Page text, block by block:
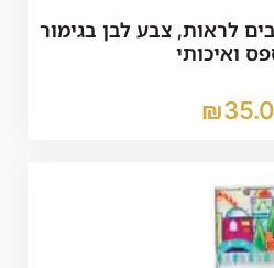
לראות, צבע לבן בגימור
ואיכותי
₪